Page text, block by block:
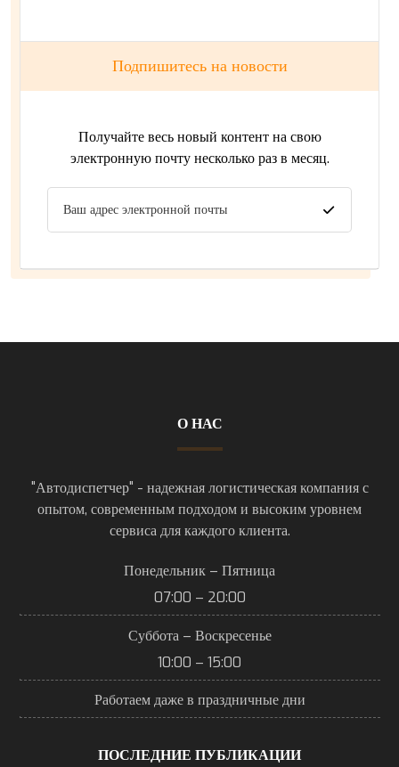
Подпишитесь на новости
Получайте весь новый контент на свою
электронную почту несколько раз в месяц.
О НАС
"Автодиспетчер" - надежная логистическая компания с
опытом, современным подходом и высоким уровнем
сервиса для каждого клиента.
Понедельник – Пятница
07:00 – 20:00
Суббота – Воскресенье
10:00 – 15:00
Работаем даже в праздничные дни
ПОСЛЕДНИЕ ПУБЛИКАЦИИ